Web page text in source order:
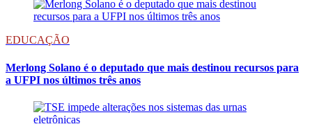
EDUCAÇÃO
Merlong Solano é o deputado que mais destinou recursos para
a UFPI nos últimos três anos